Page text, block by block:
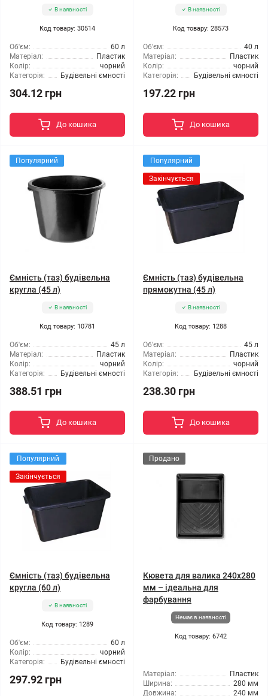
В наявності
Код товару: 30514
Об'єм:
60 л
Матеріал:
Пластик
Колір:
чорний
Категорія:
Будівельні ємності
304.12 грн
До кошика
В наявності
Код товару: 28573
Об'єм:
40 л
Матеріал:
Пластик
Колір:
чорний
Категорія:
Будівельні ємності
197.22 грн
До кошика
Популярний
Ємність (таз) будівельна
кругла (45 л)
В наявності
Код товару: 10781
Об'єм:
45 л
Матеріал:
Пластик
Колір:
чорний
Категорія:
Будівельні ємності
388.51 грн
До кошика
Популярний
Закінчується
Ємність (таз) будівельна
прямокутна (45 л)
В наявності
Код товару: 1288
Об'єм:
45 л
Матеріал:
Пластик
Колір:
чорний
Категорія:
Будівельні ємності
238.30 грн
До кошика
Популярний
Закінчується
Ємність (таз) будівельна
кругла (60 л)
В наявності
Код товару: 1289
Об'єм:
60 л
Колір:
чорний
Категорія:
Будівельні ємності
297.92 грн
Продано
Кювета для валика 240x280
мм – ідеальна для
фарбування
Немає в наявності
Код товару: 6742
Матеріал:
Пластик
Ширина:
280 мм
Довжина:
240 мм